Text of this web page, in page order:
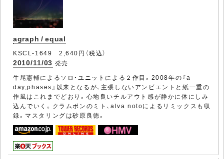
agraph / equal
KSCL-1649 2,640円（税込）
2010/11/03 発売
牛尾憲輔によるソロ・ユニットによる２作目。2008年の『a
day,phases』以来となるが、主張しないアンビエントと紙一重の
作風はこれまでどおり。心地良いチルアウト感が静かに体にしみ
込んでいく。クラムボンのミト、alva notoによるリミックスも収
録。マスタリングは砂原良徳。